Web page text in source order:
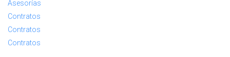
Asesorías
Contratos
Contratos
Contratos